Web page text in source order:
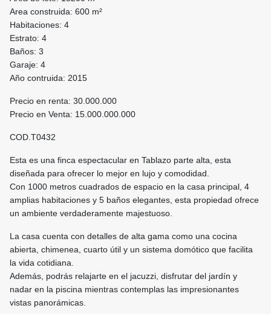
Area construida: 600 m²
Habitaciones: 4
Estrato: 4
Baños: 3
Garaje: 4
Año contruida: 2015
Precio en renta: 30.000.000
Precio en Venta: 15.000.000.000
COD.T0432
Esta es una finca espectacular en Tablazo parte alta, esta
diseñada para ofrecer lo mejor en lujo y comodidad.
Con 1000 metros cuadrados de espacio en la casa principal, 4
amplias habitaciones y 5 baños elegantes, esta propiedad ofrece
un ambiente verdaderamente majestuoso.
La casa cuenta con detalles de alta gama como una cocina
abierta, chimenea, cuarto útil y un sistema domótico que facilita
la vida cotidiana.
Además, podrás relajarte en el jacuzzi, disfrutar del jardín y
nadar en la piscina mientras contemplas las impresionantes
vistas panorámicas.